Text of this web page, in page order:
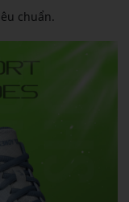
chuẩn.